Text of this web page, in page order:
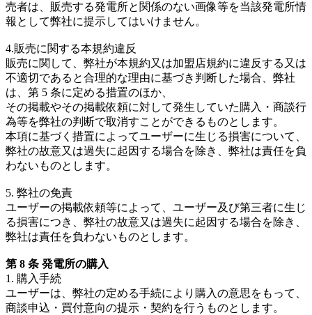
売者は、販売する発電所と関係のない画像等を当該発電所情
報として弊社に提示してはいけません。
4.販売に関する本規約違反
販売に関して、弊社が本規約又は加盟店規約に違反する又は
不適切であると合理的な理由に基づき判断した場合、弊社
は、第 5 条に定める措置のほか、
その掲載やその掲載依頼に対して発生していた購入・商談行
為等を弊社の判断で取消すことができるものとします。
本項に基づく措置によってユーザーに生じる損害について、
弊社の故意又は過失に起因する場合を除き、弊社は責任を負
わないものとします。
5. 弊社の免責
ユーザーの掲載依頼等によって、ユーザー及び第三者に生じ
る損害につき、弊社の故意又は過失に起因する場合を除き、
弊社は責任を負わないものとします。
第 8 条 発電所の購入
1. 購入手続
ユーザーは、弊社の定める手続により購入の意思をもって、
商談申込・買付意向の提示・契約を行うものとします。